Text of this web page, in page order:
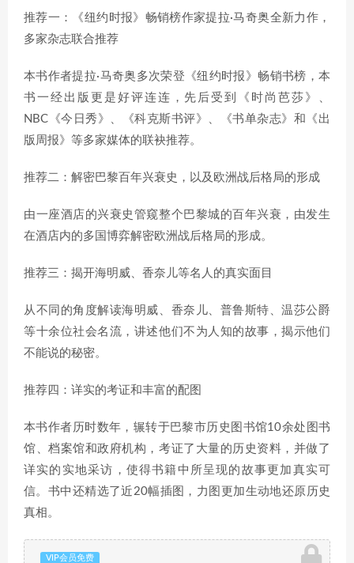
推荐一：《纽约时报》畅销榜作家提拉·马奇奥全新力作，
多家杂志联合推荐
本书作者提拉·马奇奥多次荣登《纽约时报》畅销书榜，本
书一经出版更是好评连连，先后受到《时尚芭莎》、
NBC《今日秀》、《科克斯书评》、《书单杂志》和《出
版周报》等多家媒体的联袂推荐。
推荐二：解密巴黎百年兴衰史，以及欧洲战后格局的形成
由一座酒店的兴衰史管窥整个巴黎城的百年兴衰，由发生
在酒店内的多国博弈解密欧洲战后格局的形成。
推荐三：揭开海明威、香奈儿等名人的真实面目
从不同的角度解读海明威、香奈儿、普鲁斯特、温莎公爵
等十余位社会名流，讲述他们不为人知的故事，揭示他们
不能说的秘密。
推荐四：详实的考证和丰富的配图
本书作者历时数年，辗转于巴黎市历史图书馆10余处图书
馆、档案馆和政府机构，考证了大量的历史资料，并做了
详实的实地采访，使得书籍中所呈现的故事更加真实可
信。书中还精选了近20幅插图，力图更加生动地还原历史
真相。
VIP会员免费